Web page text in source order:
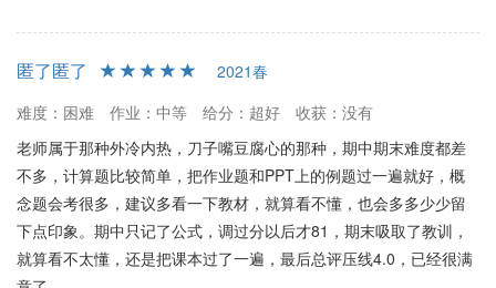
匿了匿了
2021春
难度：困难
作业：中等 给分：超好
收获：没有
老师属于那种外冷内热，刀子嘴豆腐心的那种，期中期末难度都差
不多，计算题比较简单，把作业题和PPT上的例题过一遍就好，概
念题会考很多，建议多看一下教材，就算看不懂，也会多多少少留
下点印象。期中只记了公式，调过分以后才81，期末吸取了教训，
就算看不太懂，还是把课本过了一遍，最后总评压线4.0，已经很满